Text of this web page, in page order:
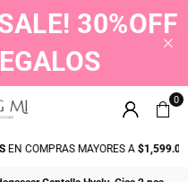
30%OFF
0
COMPRAS MAYORES A$1,599.00